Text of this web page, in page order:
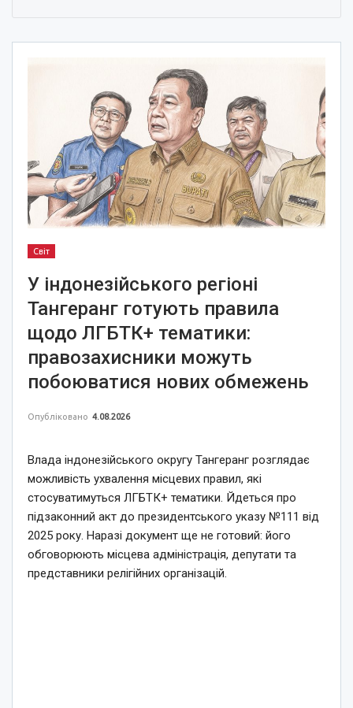
Світ
У індонезійського регіоні
Тангеранг готують правила
щодо ЛГБТК+ тематики:
правозахисники можуть
побоюватися нових обмежень
Опубліковано 4.08.2026
Влада індонезійського округу Тангеранг розглядає
можливість ухвалення місцевих правил, які
стосуватимуться ЛГБТК+ тематики. Йдеться про
підзаконний акт до президентського указу №111 від
2025 року. Наразі документ ще не готовий: його
обговорюють місцева адміністрація, депутати та
представники релігійних організацій.